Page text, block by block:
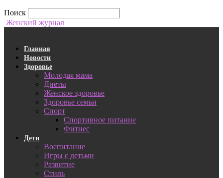
Поиск
Женский журнал
Главная
Новости
Здоровье
Молодая мама
Диеты
Женское здоровье
Здоровье семьи
Спорт
Спортивное питание
Фитнес
Дети
Воспитание
Игры с детьми
Развитие
Стиль